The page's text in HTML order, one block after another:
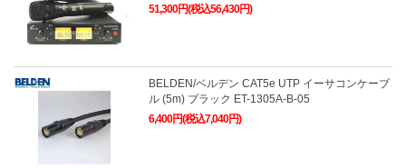
51,300円(税込56,430円)
BELDEN/ベルデン CAT5e UTP イーサコンケーブ
ル (5m) ブラック ET-1305A-B-05
6,400円(税込7,040円)